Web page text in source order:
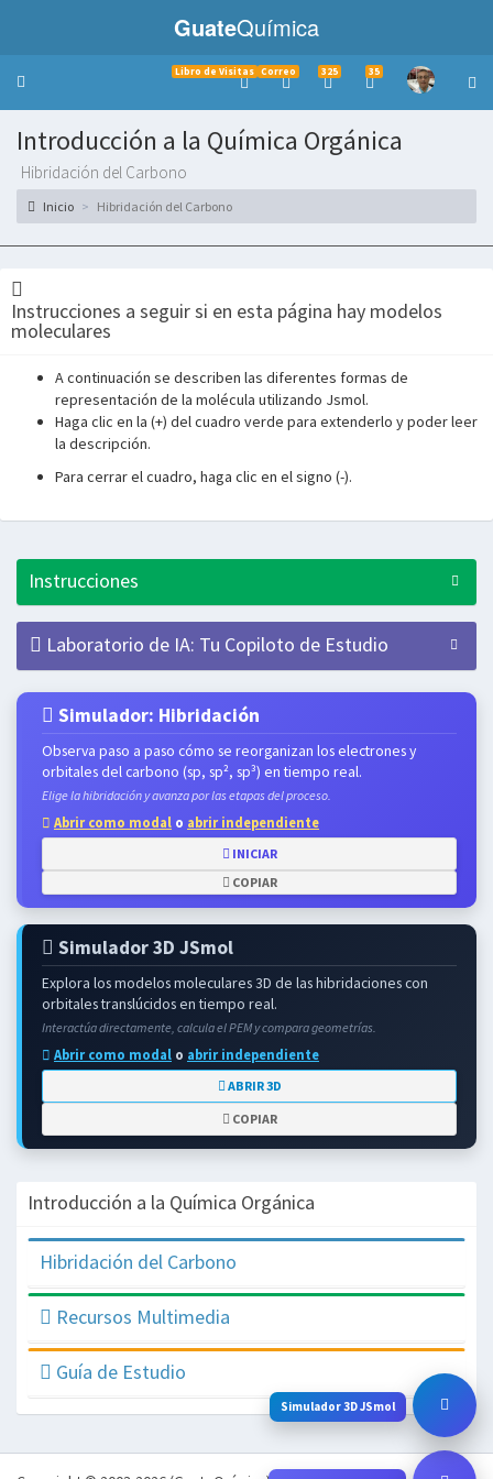
GuateQuímica
Libro de Visitas Correo 325 35
Introducción a la Química Orgánica
Hibridación del Carbono
Inicio Hibridación del Carbono
Instrucciones a seguir si en esta página hay modelos
moleculares
A continuación se describen las diferentes formas de
representación de la molécula utilizando Jsmol.
Haga clic en la (+) del cuadro verde para extenderlo y poder leer
la descripción.
Para cerrar el cuadro, haga clic en el signo (-).
Instrucciones
Laboratorio de IA: Tu Copiloto de Estudio
Simulador: Hibridación
Observa paso a paso cómo se reorganizan los electrones y
orbitales del carbono (sp, sp², sp³) en tiempo real.
Elige la hibridación y avanza por las etapas del proceso.
Abrir como modal o abrir independiente
INICIAR
COPIAR
Simulador 3D JSmol
Explora los modelos moleculares 3D de las hibridaciones con
orbitales translúcidos en tiempo real.
Interactúa directamente, calcula el PEM y compara geometrías.
Abrir como modal o abrir independiente
ABRIR 3D
COPIAR
Introducción a la Química Orgánica
Hibridación del Carbono
Recursos Multimedia
Guía de Estudio
Simulador 3D JSmol